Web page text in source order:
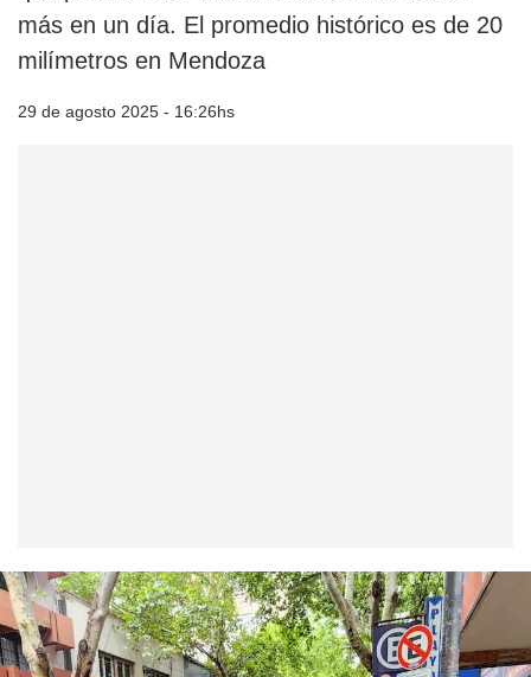
más en un día. El promedio histórico es de 20
milímetros en Mendoza
29 de agosto 2025 - 16:26hs